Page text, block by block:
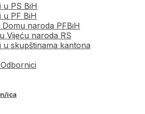
u PS BiH
u PF BiH
Domu naroda PFBiH
Vijeću naroda RS
u skupštinama kantona
ica